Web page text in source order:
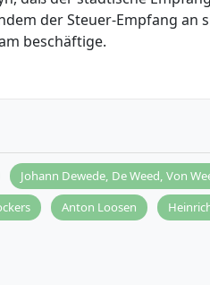
der Steuer-Empfang an
beschäftige.
Johann Dewede, De Weed, Von
Anton Loosen